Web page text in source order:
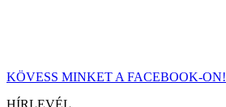
KÖVESS MINKET A FACEBOOK-ON!